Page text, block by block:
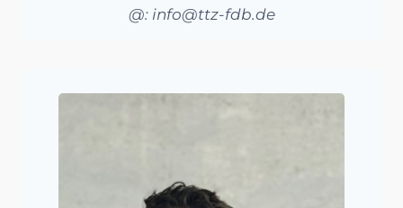
@: info@ttz-fdb.de